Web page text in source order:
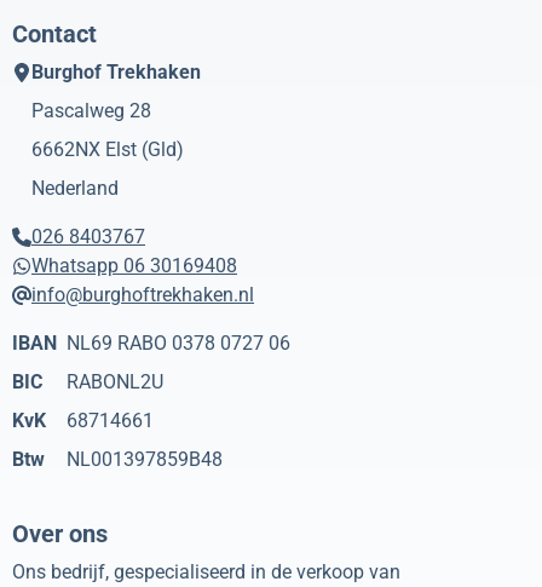
Contact
Burghof Trekhaken
Pascalweg 28
6662NX Elst (Gld)
Nederland
026 8403767
Whatsapp 06 30169408
info@burghoftrekhaken.nl
IBAN NL69 RABO 0378 0727 06
BIC
RABONL2U
KvK
68714661
Btw
NL001397859B48
Over ons
Ons bedrijf, gespecialiseerd in de verkoop van